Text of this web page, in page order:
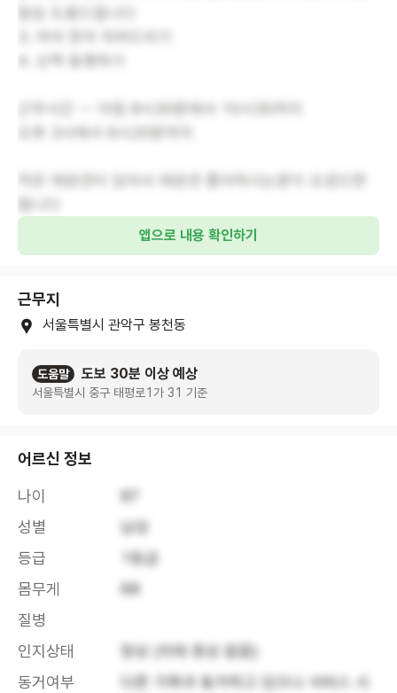
앱으로 내용 확인하기
근무지
서울특별시 관악구 봉천동
도움말 도보 30분 이상 예상
서울특별시 중구 태평로1가 31 기준
어르신 정보
나이
87
성별
남성
등급
1등급
몸무게
68
질병
인지상태
정상 (치매 증상 없음)
동거여부
다른 가족과 동거하고 있으나 서비스 시